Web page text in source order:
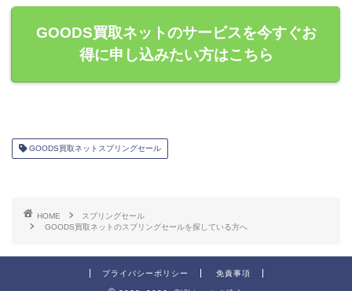
GOODS買取ネットのサービスを今すぐお
得に申し込みたい方はこちら
GOODS買取ネットスプリングセール
HOME
スプリングセール
GOODS買取ネットのスプリングセールを探している方へ
プライバシーポリシー 免責事項